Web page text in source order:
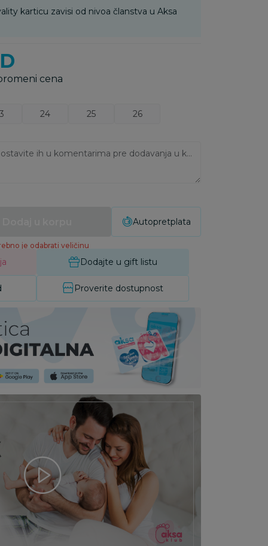
karticu zavisi od nivoa članstva u Aksa
cena
24 25 26
Ukoliko imate napomene, ostavite ih u komentarima pre dodavanja u korpu:
je odabrati veličinu
Autopretplata
Dodajte u gift listu
Proverite dostupnost